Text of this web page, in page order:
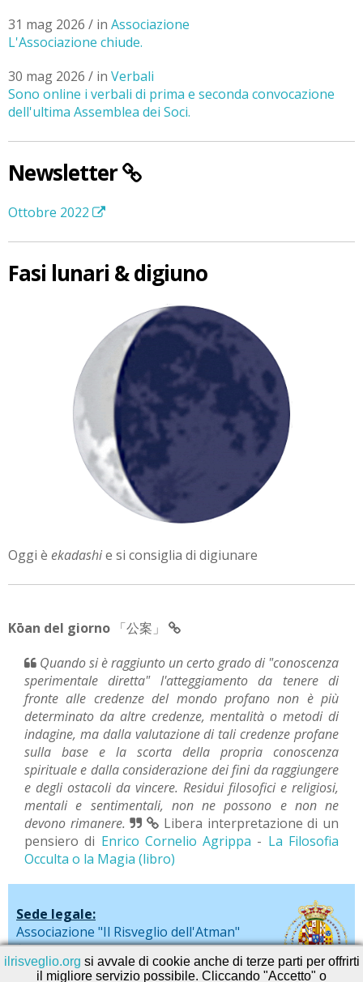
31 mag 2026 / in Associazione
L'Associazione chiude.
30 mag 2026 / in Verbali
Sono online i verbali di prima e seconda convocazione
dell'ultima Assemblea dei Soci.
Newsletter
Ottobre 2022
Fasi lunari & digiuno
Oggi è ekadashie si consiglia di digiunare
Kōan del giorno 「公案」
Quando si è raggiunto un certo grado di "conoscenza
sperimentale diretta" l'atteggiamento da tenere di
fronte alle credenze del mondo profano non è più
determinato da altre credenze, mentalità o metodi di
indagine, ma dalla valutazione di tali credenze profane
sulla base e la scorta della propria conoscenza
spirituale e dalla considerazione dei fini da raggiungere
e degli ostacoli da vincere. Residui filosofici e religiosi,
mentali e sentimentali, non ne possono e non ne
devono rimanere.
Libera interpretazione di un
pensiero di Enrico Cornelio Agrippa - La Filosofia
Occulta o la Magia (libro)
Sede legale:
Associazione "Il Risveglio dell'Atman"
via De Liguori, 20 - Sarno (SA)
ilrisveglio.org si avvale di cookie anche di terze parti per offrirti
il migliore servizio possibile. Cliccando "Accetto" o